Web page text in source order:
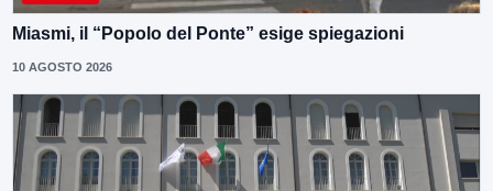
Miasmi, il “Popolo del Ponte” esige spiegazioni
10 AGOSTO 2026